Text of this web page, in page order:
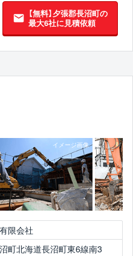
【無料】夕張郡長沼町の
最大6社に見積依頼
限会社
町北海道長沼町東6線南3